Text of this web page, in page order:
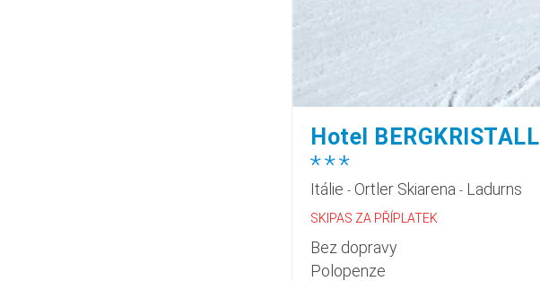
Hotel BERGKRISTALL
***
Itálie - Ortler Skiarena - Ladurns
SKIPAS ZA PŘÍPLATEK
Bez dopravy
Polopenze